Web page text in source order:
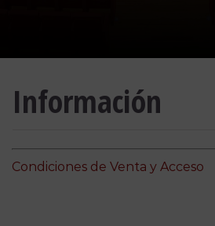
Información
Condiciones de Venta y Acceso